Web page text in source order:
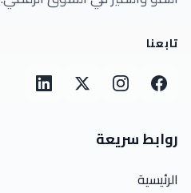
تابعنا
روابط سريعة
الرئيسية